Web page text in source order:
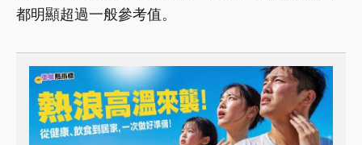
都明顯超過一般參考值。